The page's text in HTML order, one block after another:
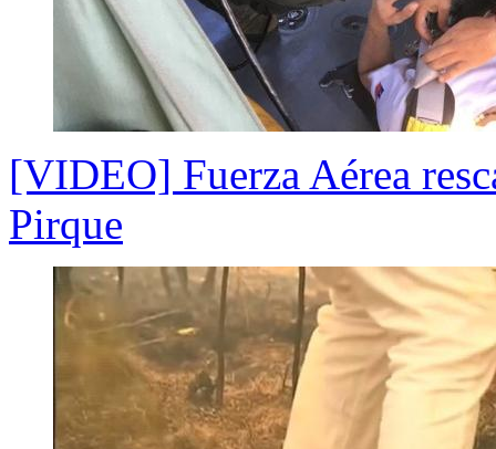
[VIDEO] Fuerza Aérea
Pirque